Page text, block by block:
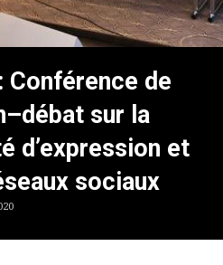
Conférence de
sur la
d’expression et
sociaux